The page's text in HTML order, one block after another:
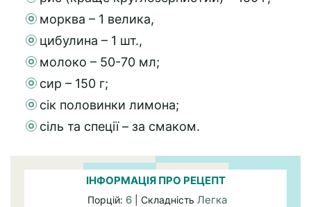
морква – 1 велика,
цибулина – 1 шт.,
молоко – 50-70 мл;
сир – 150 г;
сік половинки лимона;
сіль та спеції – за смаком.
ІНФОРМАЦІЯ ПРО РЕЦЕПТ
Порцій: 6 | Складність Легка